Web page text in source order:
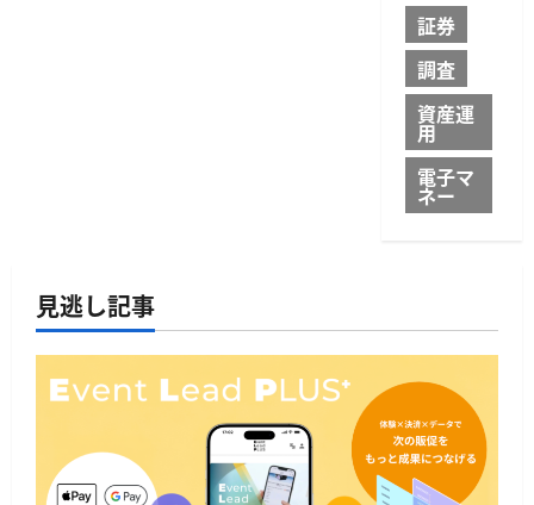
証券
調査
資産運
用
電子マ
ネー
見逃し記事